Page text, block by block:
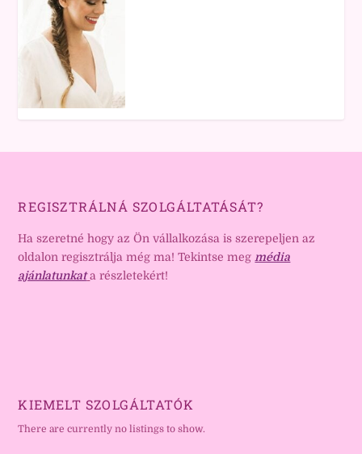
REGISZTRÁLNÁ SZOLGÁLTATÁSÁT?
Ha szeretné hogy az Ön vállalkozása is szerepeljen az
oldalon regisztrálja még ma! Tekintse meg média
ajánlatunkat a részletekért!
KIEMELT SZOLGÁLTATÓK
There are currently no listings to show.